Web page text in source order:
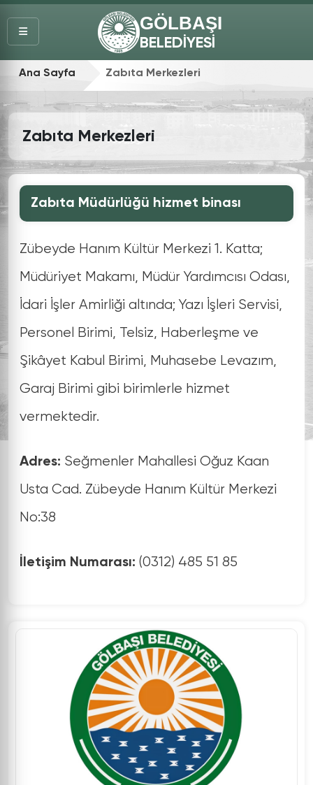
GÖLBAŞI
BELEDİYESİ
Ana Sayfa Zabıta Merkezleri
Zabıta Merkezleri
Zabıta Müdürlüğü hizmet binası
Zübeyde Hanım Kültür Merkezi 1. Katta;
Müdüriyet Makamı, Müdür Yardımcısı Odası,
İdari İşler Amirliği altında; Yazı İşleri Servisi,
Personel Birimi, Telsiz, Haberleşme ve
Şikâyet Kabul Birimi, Muhasebe Levazım,
Garaj Birimi gibi birimlerle hizmet
vermektedir.
Adres: Seğmenler Mahallesi Oğuz Kaan
Usta Cad. Zübeyde Hanım Kültür Merkezi
No:38
İletişim Numarası: (0312) 485 51 85